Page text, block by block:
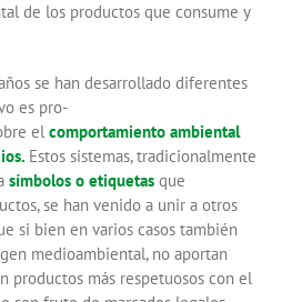
de los productos que consume y
se han desarrollado diferentes
es pro­
el comportamiento ambiental
Estos sistemas, tradicionalmente
símbolos o etiquetas que
se han venido a unir a otros
si bien en varios casos también
medioambiental, no aportan
productos más respetuosos con el